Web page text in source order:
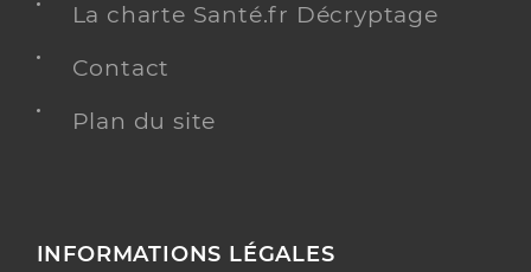
La charte Santé.fr Décryptage
Contact
Plan du site
INFORMATIONS LÉGALES